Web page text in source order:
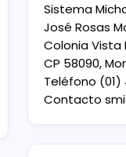
Sistema
José Rosas
Colonia Vista
CP 58090,
Teléfono (01)
Contacto